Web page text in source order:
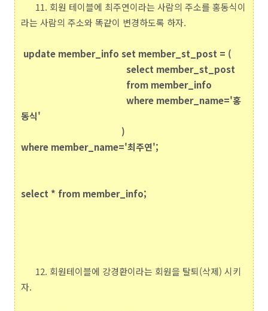
11. 회원 테이블에 최주연이라는 사람의 주소를 홍동식이
라는 사람의 주소와 똑같이 변경하도록 하자.
update member_info set member_st_post = (
select member_st_post
from member_info
where member_name='홍
동식'
)
where member_name='최주연';
select * from member_info;
12. 회원테이블에 강경환이라는 회원을 탈퇴(삭제) 시키
자.